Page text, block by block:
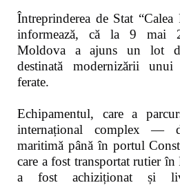
Întreprinderea de Stat
informează, că la 9 mai
Moldova a ajuns un lot
destinată modernizării
ferate.
Echipamentul, care a
internațional complex —
maritimă până în portul
care a fost transportat rutier
a fost achiziționat și